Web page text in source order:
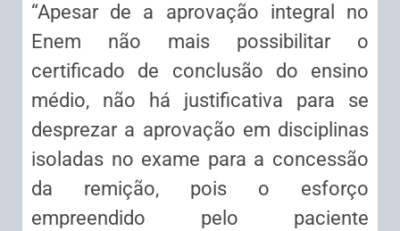
“Apesar de a aprovação integral no
Enem não mais possibilitar o
certificado de conclusão do ensino
médio, não há justificativa para se
desprezar a aprovação em disciplinas
isoladas no exame para a concessão
da remição, pois o esforço
empreendido pelo paciente